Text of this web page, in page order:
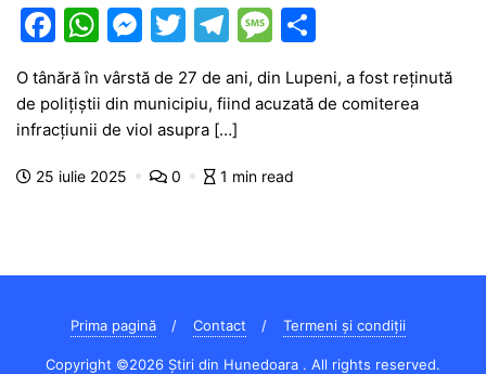
F
c
e
b
k
W
at
s
A
M
s
s
e
er
T
itt
er
T
e
gr
a
M
s
a
g
ta
O tânără în vârstă de 27 de ani, din Lupeni, a fost reținută
de polițiștii din municipiu, fiind acuzată de comiterea
infracțiunii de viol asupra […]
25 iulie 2025 0 1 min read
Prima pagină Contact Termeni și condiții
Copyright ©2026 Știri din Hunedoara . All rights reserved.